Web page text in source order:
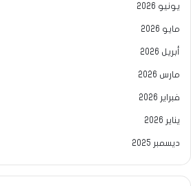
يونيو 2026
مايو 2026
أبريل 2026
مارس 2026
فبراير 2026
يناير 2026
ديسمبر 2025